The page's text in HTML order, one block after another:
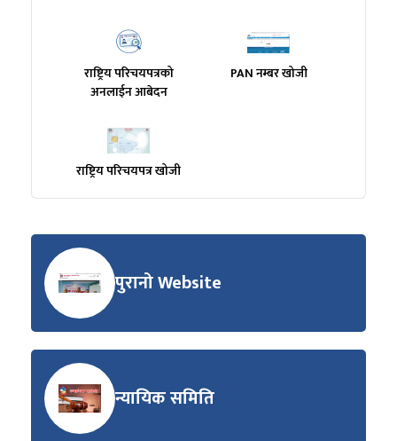
राष्ट्रिय परिचयपत्रको
अनलाईन आबेदन
PAN नम्बर खोजी
राष्ट्रिय परिचयपत्र खोजी
पुरानो Website
न्यायिक समिति